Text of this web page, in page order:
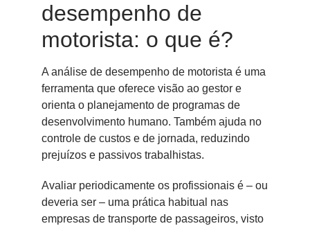
desempenho de
motorista: o que é?
A análise de desempenho de motorista é uma
ferramenta que oferece visão ao gestor e
orienta o planejamento de programas de
desenvolvimento humano. Também ajuda no
controle de custos e de jornada, reduzindo
prejuízos e passivos trabalhistas.
Avaliar periodicamente os profissionais é – ou
deveria ser – uma prática habitual nas
empresas de transporte de passageiros, visto